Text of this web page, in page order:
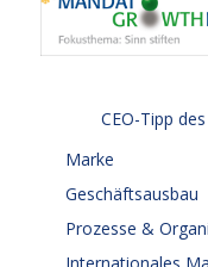
CEO-Tipp
Marke
Geschäftsausbau
Prozesse &